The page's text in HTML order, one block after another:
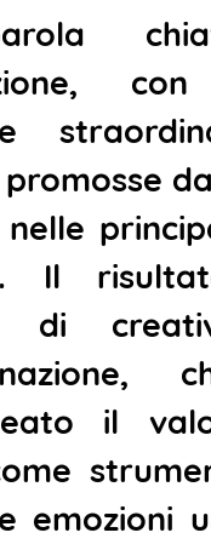
nelle
Il
di
il
emozioni